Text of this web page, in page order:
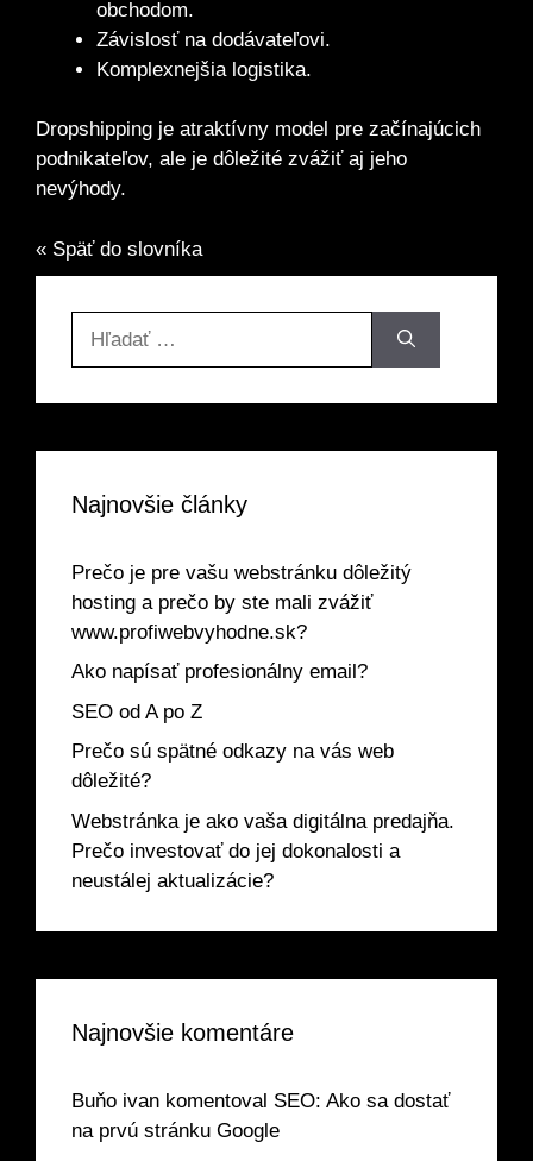
obchodom.
Závislosť na dodávateľovi.
Komplexnejšia logistika.
Dropshipping je atraktívny model pre začínajúcich
podnikateľov, ale je dôležité zvážiť aj jeho
nevýhody.
« Späť do slovníka
Najnovšie články
Prečo je pre vašu webstránku dôležitý
hosting a prečo by ste mali zvážiť
www.profiwebvyhodne.sk?
Ako napísať profesionálny email?
SEO od A po Z
Prečo sú spätné odkazy na vás web
dôležité?
Webstránka je ako vaša digitálna predajňa.
Prečo investovať do jej dokonalosti a
neustálej aktualizácie?
Najnovšie komentáre
Buňo ivan komentoval SEO: Ako sa dostať
na prvú stránku Google